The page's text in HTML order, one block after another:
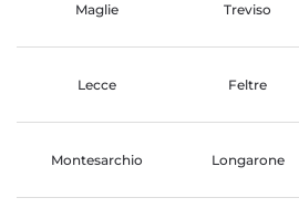
Maglie Treviso
Lecce Feltre
Montesarchio Longarone